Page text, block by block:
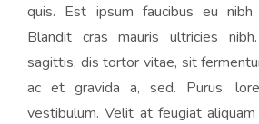
quis. Est ipsum faucibus eu nibh
Blandit cras mauris ultricies
sagittis, dis tortor vitae, sit
ac et gravida a, sed. Purus,
vestibulum. Velit at feugiat aliquam